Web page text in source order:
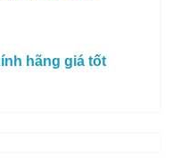
hãng giá tốt